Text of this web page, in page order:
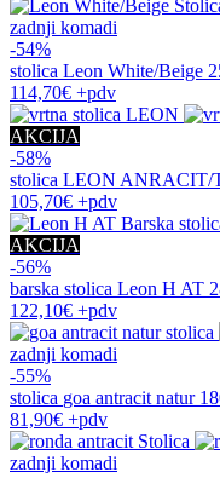
zadnji komadi
-54%
stolica Leon White/Beige
114,70€ +pdv
AKCIJA
-58%
stolica LEON ANRACIT/
105,70€ +pdv
AKCIJA
-56%
barska stolica Leon H AT
122,10€ +pdv
zadnji komadi
-55%
stolica goa antracit natur
81,90€ +pdv
zadnji komadi